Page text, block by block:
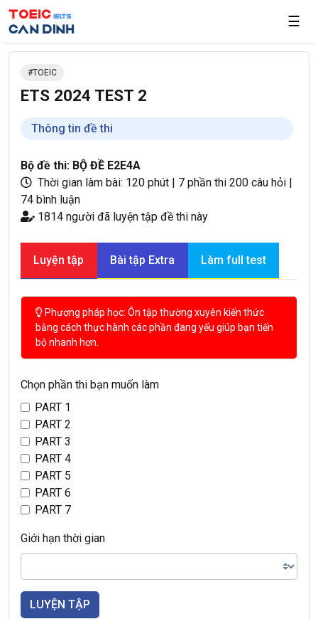
☰
TOEIC
ETS 2024 TEST 2
Thông tin đề thi
Bộ đề thi: BỘ ĐỀ E2E4A
Thời gian làm bài: 120 phút | 7 phần thi 200 câu hỏi |
74 bình luận
1814 người đã luyện tập đề thi này
Luyện tập Bài tập Extra Làm full test
Phương pháp học: Ôn tập thường xuyên kiến thức
bằng cách thực hành các phần đang yếu giúp bạn tiến
bộ nhanh hơn.
Chọn phần thi bạn muốn làm
PART 1
PART 2
PART 3
PART 4
PART 5
PART 6
PART 7
Giới hạn thời gian
LUYỆN TẬP